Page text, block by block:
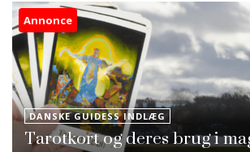
Annonce
DANSKE GUIDESS INDLÆG
Tarotkort og deres brug i